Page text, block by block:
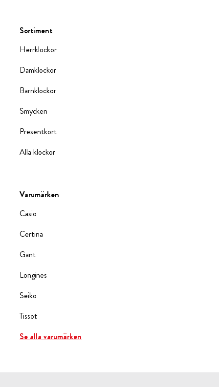
Sortiment
Herrklockor
Damklockor
Barnklockor
Smycken
Presentkort
Alla klockor
Varumärken
Casio
Certina
Gant
Longines
Seiko
Tissot
Se alla varumärken